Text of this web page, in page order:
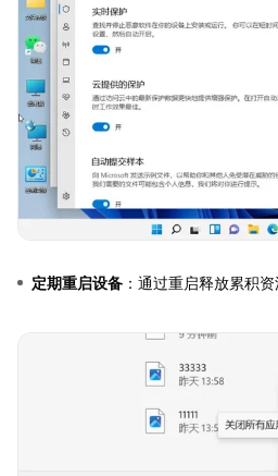
定期重启设备 ：通过重启释放累积